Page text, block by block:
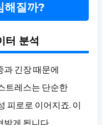
해질까?
터 분석
과 긴장 때문에
트레스는 단순한
피로로 이어지죠. 이